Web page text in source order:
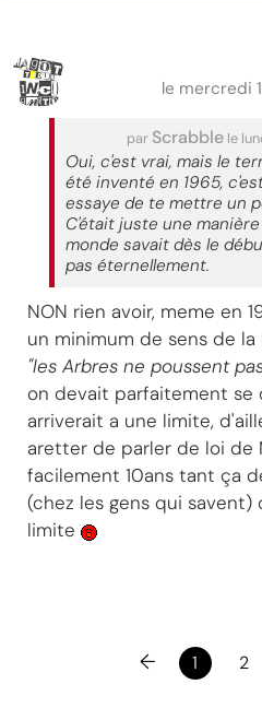
le mercredi
par Scrabble le
Oui, c'est vrai, mais le
été inventé en 1965,
essaye de te mettre un
C'était juste une
monde savait dès le
pas éternellement.
NON rien avoir, meme en
un minimum de sens de
"les Arbres ne poussent
on devait parfaitement se
arriverait a une limite,
aretter de parler de loi de
facilement 10ans tant ça
(chez les gens qui
limite
← 1 2